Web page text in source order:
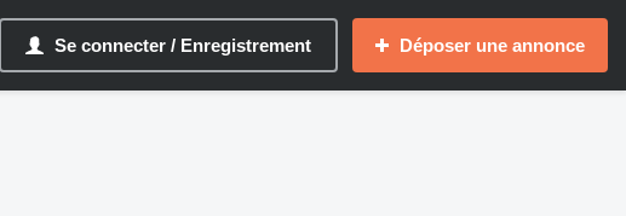
Se connecter / Enregistrement Déposer une annonce